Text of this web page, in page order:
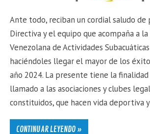
Ante todo, reciban un cordial saludo de
Directiva y el equipo que acompaña a
Venezolana de Actividades Subacuáticas
haciéndoles llegar el mayor de los
año 2024. La presente tiene la
llamado a las asociaciones y clubes
constituidos, que hacen vida deportiva
CONTINUAR LEYENDO »